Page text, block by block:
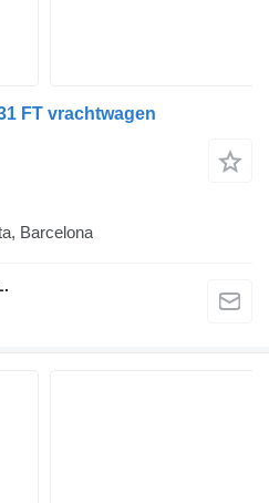
FT vrachtwagen
Barcelona